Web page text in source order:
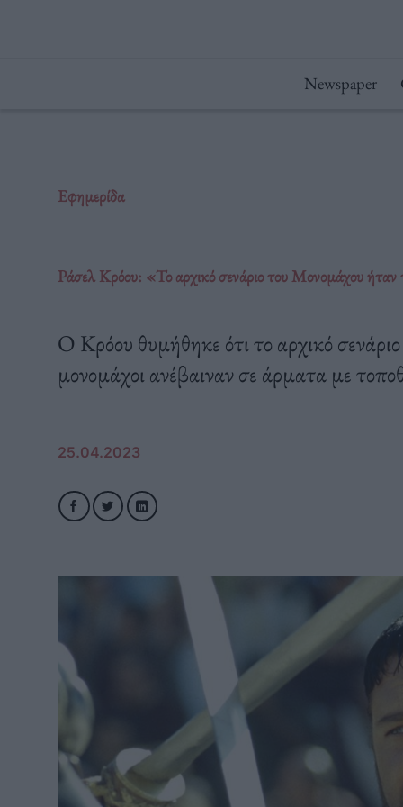
Newspaper
Εφημερίδα
Ράσελ Κρόου: «Το αρχικό σενάριο του Μονομάχου ήταν
Ο Κρόου θυμήθηκε ότι το αρχικό σενάριο
μονομάχοι ανέβαιναν σε άρματα με
25.04.2023